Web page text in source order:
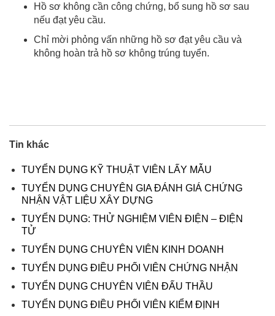
Hồ sơ không cần công chứng, bổ sung hồ sơ sau
nếu đạt yêu cầu.
Chỉ mời phỏng vấn những hồ sơ đạt yêu cầu và
không hoàn trả hồ sơ không trúng tuyển.
Tin khác
TUYỂN DỤNG KỸ THUẬT VIÊN LẤY MẪU
TUYỂN DỤNG CHUYÊN GIA ĐÁNH GIÁ CHỨNG
NHẬN VẬT LIỆU XÂY DỰNG
TUYỂN DỤNG: THỬ NGHIỆM VIÊN ĐIỆN – ĐIỆN
TỬ
TUYỂN DỤNG CHUYÊN VIÊN KINH DOANH
TUYỂN DỤNG ĐIỀU PHỐI VIÊN CHỨNG NHẬN
TUYỂN DỤNG CHUYÊN VIÊN ĐẤU THẦU
TUYỂN DỤNG ĐIỀU PHỐI VIÊN KIỂM ĐỊNH